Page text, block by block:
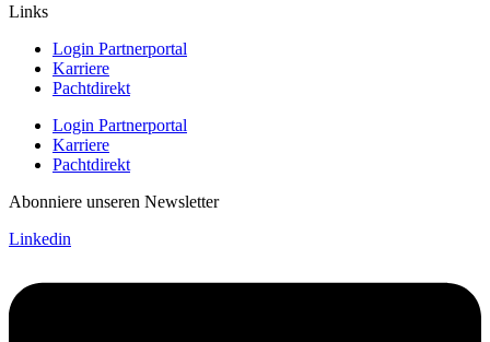
Links
Login Partnerportal
Karriere
Pachtdirekt
Login Partnerportal
Karriere
Pachtdirekt
Abonniere unseren Newsletter
Linkedin